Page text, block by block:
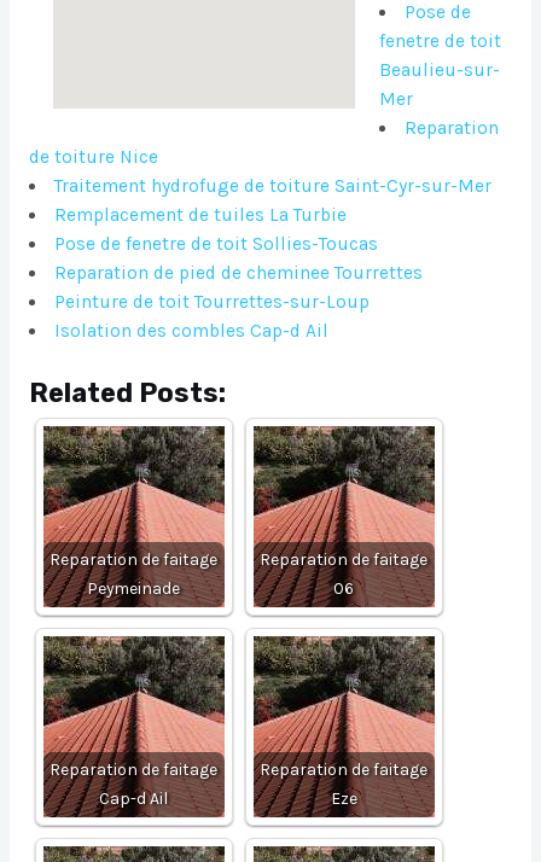
Pose de
fenetre de toit
Beaulieu-sur-
Mer
Reparation
de toiture Nice
Traitement hydrofuge de toiture Saint-Cyr-sur-Mer
Remplacement de tuiles La Turbie
Pose de fenetre de toit Sollies-Toucas
Reparation de pied de cheminee Tourrettes
Peinture de toit Tourrettes-sur-Loup
Isolation des combles Cap-d Ail
Related Posts:
Reparation de faitage
Peymeinade
Reparation de faitage
06
Reparation de faitage
Cap-d Ail
Reparation de faitage
Eze